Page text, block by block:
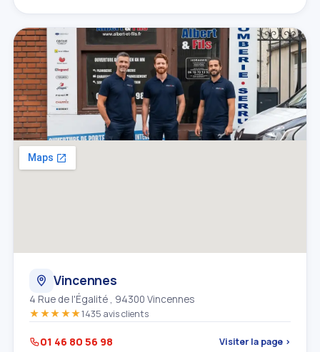
Vincennes
4 Rue de l'Égalité , 94300 Vincennes
★★★★★1435 avis clients
01 46 80 56 98 Visiter la page ›